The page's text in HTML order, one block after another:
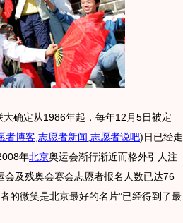
大确定从1986年起，每年12月5日被定
者博客 志愿者新闻 志愿者说吧)日已经走
年北京奥运会渐行渐近而格外引人注
会及残奥会赛会志愿者报名人数已达76
的微笑是北京最好的名片”已经得到了最